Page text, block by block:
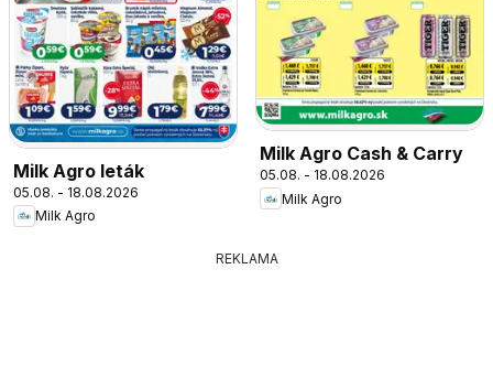
Milk Agro leták
05.08. - 18.08.2026
Milk Agro
Milk Agro Cash & Carry
05.08. - 18.08.2026
Milk Agro
REKLAMA